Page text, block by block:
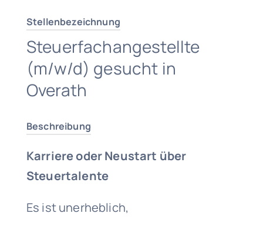
Stellenbezeichnung
Steuerfachangestellte
(m/w/d) gesucht in
Overath
Beschreibung
Karriere oder Neustart über
Steuertalente
Es ist unerheblich,